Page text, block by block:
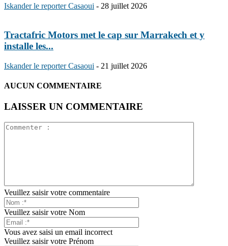
Iskander le reporter Casaoui - 28 juillet 2026
Tractafric Motors met le cap sur Marrakech et y
installe les...
Iskander le reporter Casaoui - 21 juillet 2026
AUCUN COMMENTAIRE
LAISSER UN COMMENTAIRE
Veuillez saisir votre commentaire
Veuillez saisir votre Nom
Vous avez saisi un email incorrect
Veuillez saisir votre Prénom